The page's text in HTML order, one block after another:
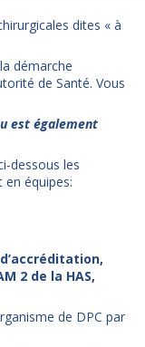
dites « à
démarche
de Santé. Vous
est également
dessous les
équipes:
2 de la HAS,
de DPC par